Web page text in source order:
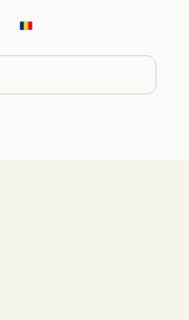
Change country